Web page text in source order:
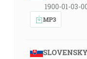
1900-01-03-
MP3
SLOVENSKY